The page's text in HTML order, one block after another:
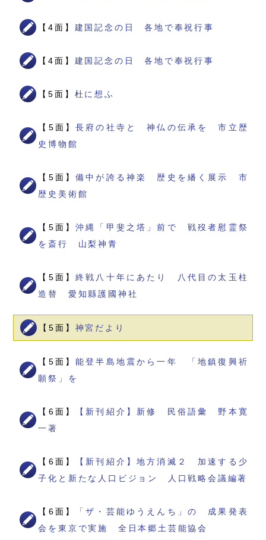
【4面】 建国記念の日 各地で奉祝行事
【4面】 建国記念の日 各地で奉祝行事
【5面】 杜に想ふ
【5面】長府の社寺と 神仏の伝承を 市立歴
史博物館
【5面】備中が誇る神楽 歴史を繙く展示 市
歴史美術館
【5面】沖縄「甲斐之塔」前で 戦歿者慰霊祭
を斎行 山梨神青
【5面】終戦八十年にあたり 八代目の太玉柱
造替 愛知縣護國神社
【5面】 神宮だより
【5面】能登半島地震から一年 「地鎮復興祈
願祭」を
【6面】
【新刊紹介】新修 民俗語彙 野本寛
一著
【6面】
【新刊紹介】地方消滅２ 加速する少
子化と新たな人口ビジョン 人口戦略会議編著
【6面】
「ザ・芸能ゆうえんち」の 成果発表
会を東京で実施 全日本郷土芸能協会